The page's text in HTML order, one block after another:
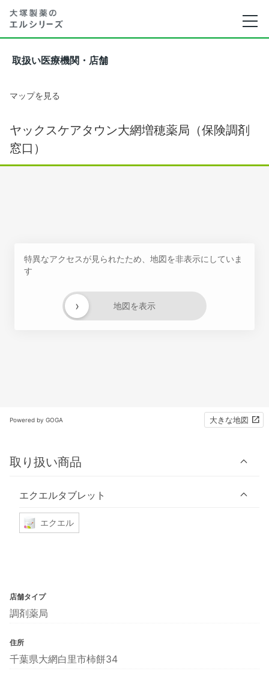
取扱い医療機関・店舗
マップを見る
ヤックスケアタウン大網増穂薬局（保険調剤
窓口）
特異なアクセスが見られたため、地図を非表示にしていま
す
地図を表示
›
Powered by GOGA 大きな地図
取り扱い商品
エクエルタブレット
エクエル
店舗タイプ
調剤薬局
住所
千葉県大網白里市柿餅34